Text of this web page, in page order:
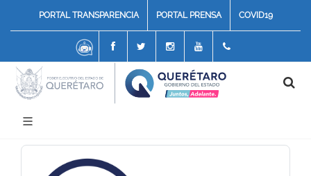
PORTAL TRANSPARENCIA PORTAL PRENSA COVID19
Chatbot FacebookTwitter InstagramYoutube